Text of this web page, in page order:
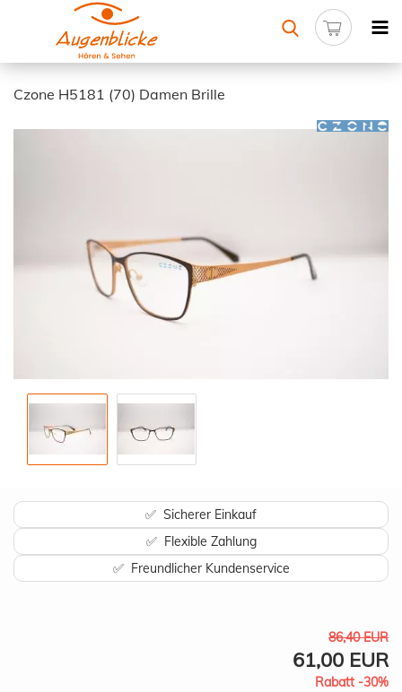
Czone H5181 (70) Damen Brille
✅ Sicherer Einkauf
✅ Flexible Zahlung
✅ Freundlicher Kundenservice
86,40 EUR
61,00 EUR
Rabatt -30%